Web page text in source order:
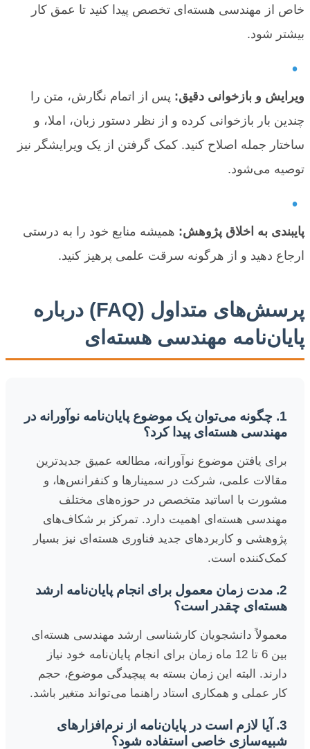
خاص از مهندسی هسته‌ای تخصص پیدا کنید تا عمق کار
بیشتر شود.
•
ویرایش و بازخوانی دقیق: پس از اتمام نگارش، متن را
چندین بار بازخوانی کرده و از نظر دستور زبان، املا، و
ساختار جمله اصلاح کنید. کمک گرفتن از یک ویرایشگر نیز
توصیه می‌شود.
•
پایبندی به اخلاق پژوهش: همیشه منابع خود را به درستی
ارجاع دهید و از هرگونه سرقت علمی پرهیز کنید.
پرسش‌های متداول (FAQ) درباره
پایان‌نامه مهندسی هسته‌ای
1. چگونه می‌توان یک موضوع پایان‌نامه نوآورانه در
مهندسی هسته‌ای پیدا کرد؟
برای یافتن موضوع نوآورانه، مطالعه عمیق جدیدترین
مقالات علمی، شرکت در سمینارها و کنفرانس‌ها، و
مشورت با اساتید متخصص در حوزه‌های مختلف
مهندسی هسته‌ای اهمیت دارد. تمرکز بر شکاف‌های
پژوهشی و کاربردهای جدید فناوری هسته‌ای نیز بسیار
کمک‌کننده است.
2. مدت زمان معمول برای انجام پایان‌نامه ارشد
هسته‌ای چقدر است؟
معمولاً دانشجویان کارشناسی ارشد مهندسی هسته‌ای
بین 6 تا 12 ماه زمان برای انجام پایان‌نامه خود نیاز
دارند. البته این زمان بسته به پیچیدگی موضوع، حجم
کار عملی و همکاری استاد راهنما می‌تواند متغیر باشد.
3. آیا لازم است در پایان‌نامه از نرم‌افزارهای
شبیه‌سازی خاصی استفاده شود؟